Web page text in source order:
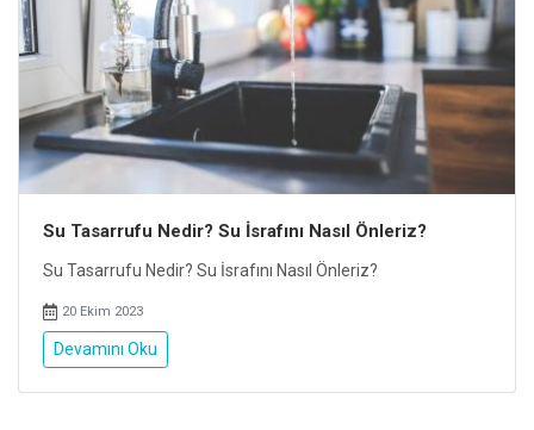
Su Tasarrufu Nedir? Su İsrafını Nasıl Önleriz?
Su Tasarrufu Nedir? Su İsrafını Nasıl Önleriz?
20 Ekim 2023
Devamını Oku